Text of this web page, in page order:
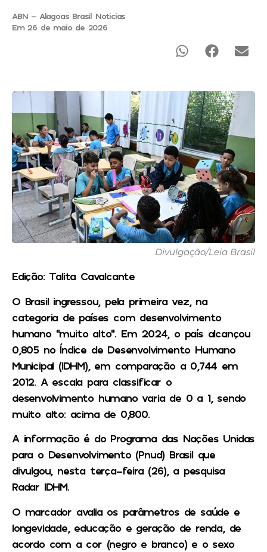
ABN - Alagoas Brasil Noticias
Em 26 de maio de 2026
Divulgação/Leia Brasil
Edição: Talita Cavalcante
O Brasil ingressou, pela primeira vez, na
categoria de países com desenvolvimento
humano “muito alto”. Em 2024, o país alcançou
0,805 no Índice de Desenvolvimento Humano
Municipal (IDHM), em comparação a 0,744 em
2012. A escala para classificar o
desenvolvimento humano varia de 0 a 1, sendo
muito alto: acima de 0,800.
A informação é do Programa das Nações Unidas
para o Desenvolvimento (Pnud) Brasil que
divulgou, nesta terça-feira (26), a pesquisa
Radar IDHM.
O marcador avalia os parâmetros de saúde e
longevidade, educação e geração de renda, de
acordo com a cor (negro e branco) e o sexo